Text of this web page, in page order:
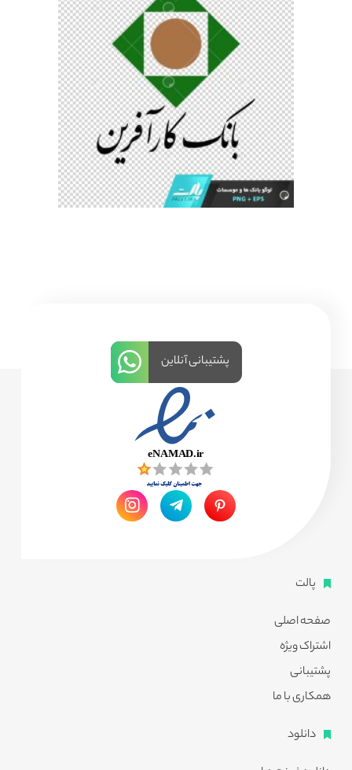
پالت
صفحه اصلی
اشتراک ویژه
پشتیبانی
همکاری با ما
دانلود
پشتیبانی آنلاین